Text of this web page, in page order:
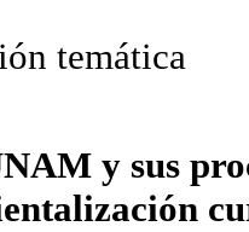
temática
y sus